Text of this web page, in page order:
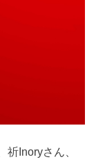
祈Inoryさん、